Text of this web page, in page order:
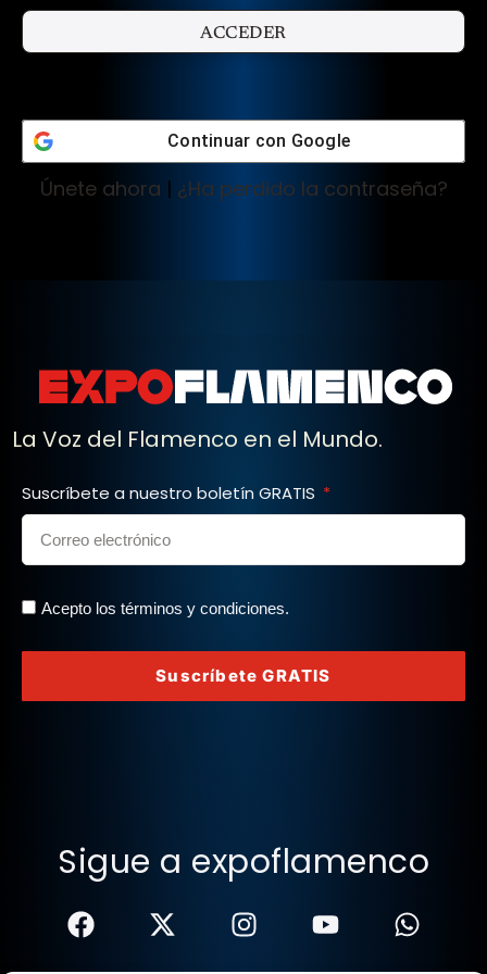
Continuar con Google
Únete ahora | ¿Ha perdido la contraseña?
La Voz del Flamenco en el Mundo.
Suscríbete a nuestro boletín GRATIS
Acepto los términos y condiciones.
Suscríbete GRATIS
Sigue a expoflamenco